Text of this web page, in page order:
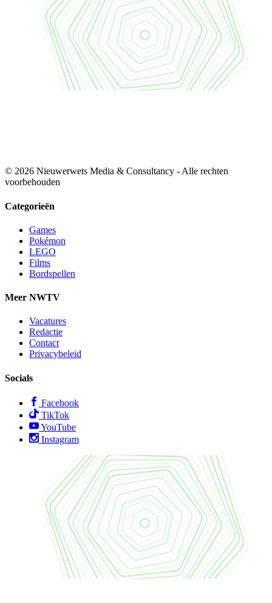
© 2026 Nieuwerwets Media & Consultancy - Alle rechten
voorbehouden
Categorieën
Games
Pokémon
LEGO
Films
Bordspellen
Meer NWTV
Vacatures
Redactie
Contact
Privacybeleid
Socials
Facebook
TikTok
YouTube
Instagram